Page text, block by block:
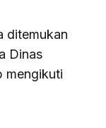
ditemukan
Dinas
mengikuti